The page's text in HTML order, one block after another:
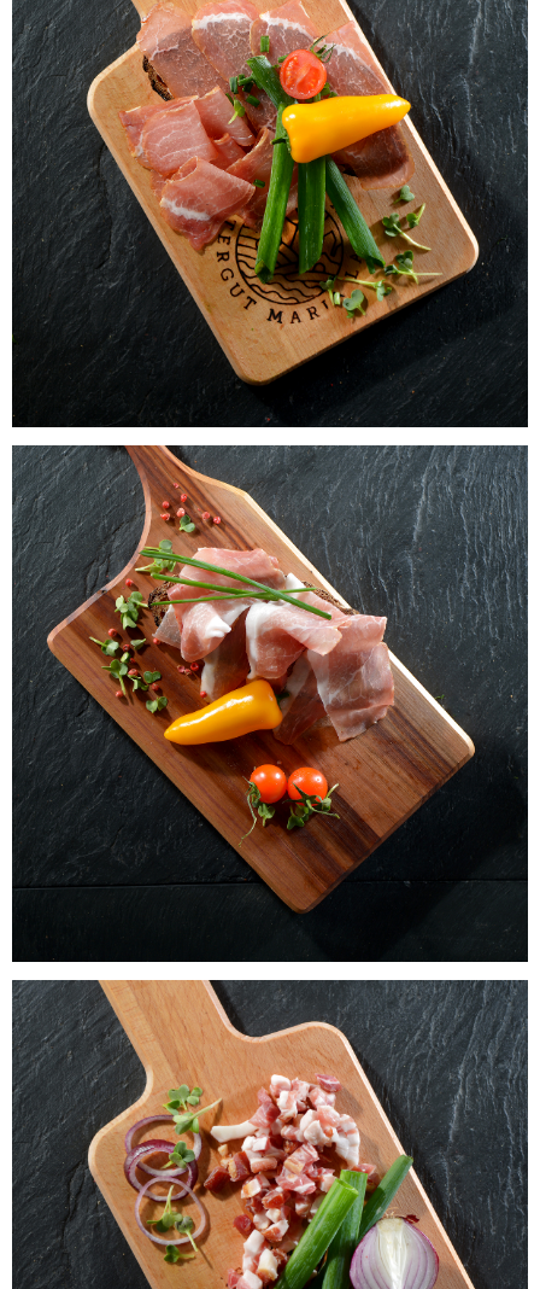
Laacher Bio Lachsschinken
WISSEN wo`s herkommt!
6,25 €
Laacher Bio Bauernschinken
WISSEN wo`s herkommt!
7,49 €
Laacher Bio Speckwuerfel, durchwachsen
WISSEN wo`s herkommt!